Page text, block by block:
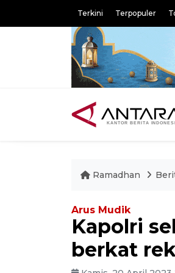
Terkini Terpopuler
Ramadhan
Arus Mudik
Kapolri
berkat